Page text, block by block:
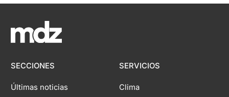
SECCIONES
Últimas noticias
SERVICIOS
Clima